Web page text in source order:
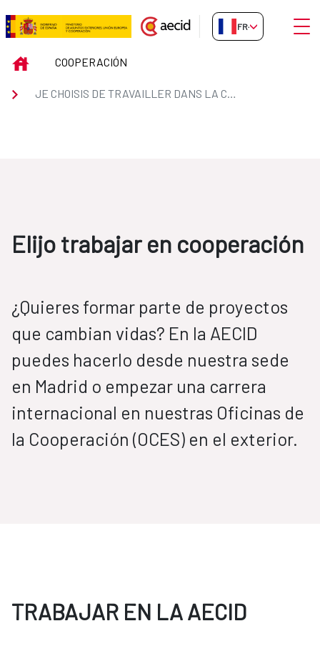
Saut au contenu principal
ElijoCooperacion
FR-FR
INICIOCOOPERACIÓN
JE CHOISIS DE TRAVAILLER DANS LA COOPÉRATION
Elijo trabajar en cooperación
¿Quieres formar parte de proyectos
que cambian vidas? En la AECID
puedes hacerlo desde nuestra sede
en Madrid o empezar una carrera
internacional en nuestras Oficinas de
la Cooperación (OCES) en el exterior.
TRABAJAR EN LA AECID